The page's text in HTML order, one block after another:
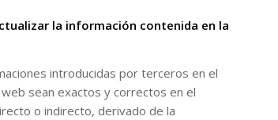
la información contenida en la
introducidas por terceros en el
sean exactos y correctos en el
o indirecto, derivado de la